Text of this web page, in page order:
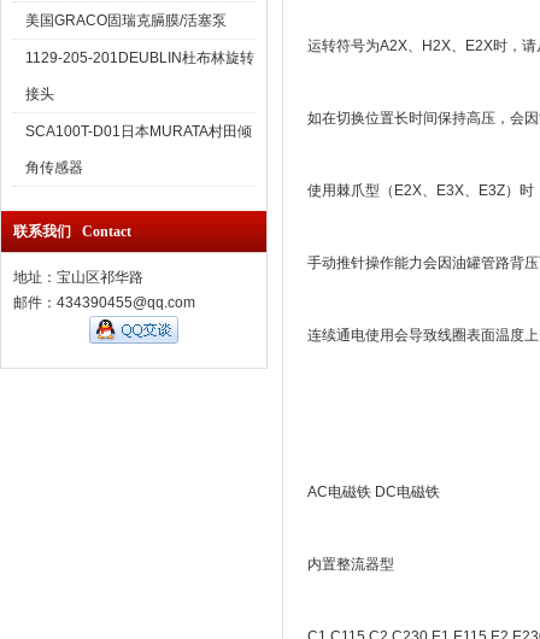
美国GRACO固瑞克膈膜/活塞泵
1129-205-201DEUBLIN杜布林旋转
接头
SCA100T-D01日本MURATA村田倾
角传感器
联系我们 Contact
地址：宝山区祁华路
邮件：434390455@qq.com
运转符号为A2X、H2X、E2X时，
如在切换位置长时间保持高压，会
使用棘爪型（E2X、E3X、E3Z）
手动推针操作能力会因油罐管路背
连续通电使用会导致线圈表面温度
AC电磁铁 DC电磁铁
内置整流器型